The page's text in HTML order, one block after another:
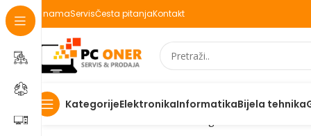
O namaServisČesta pitanjaKontakt
KategorijeElektronikaInformatikaBijela tehnika
Početna